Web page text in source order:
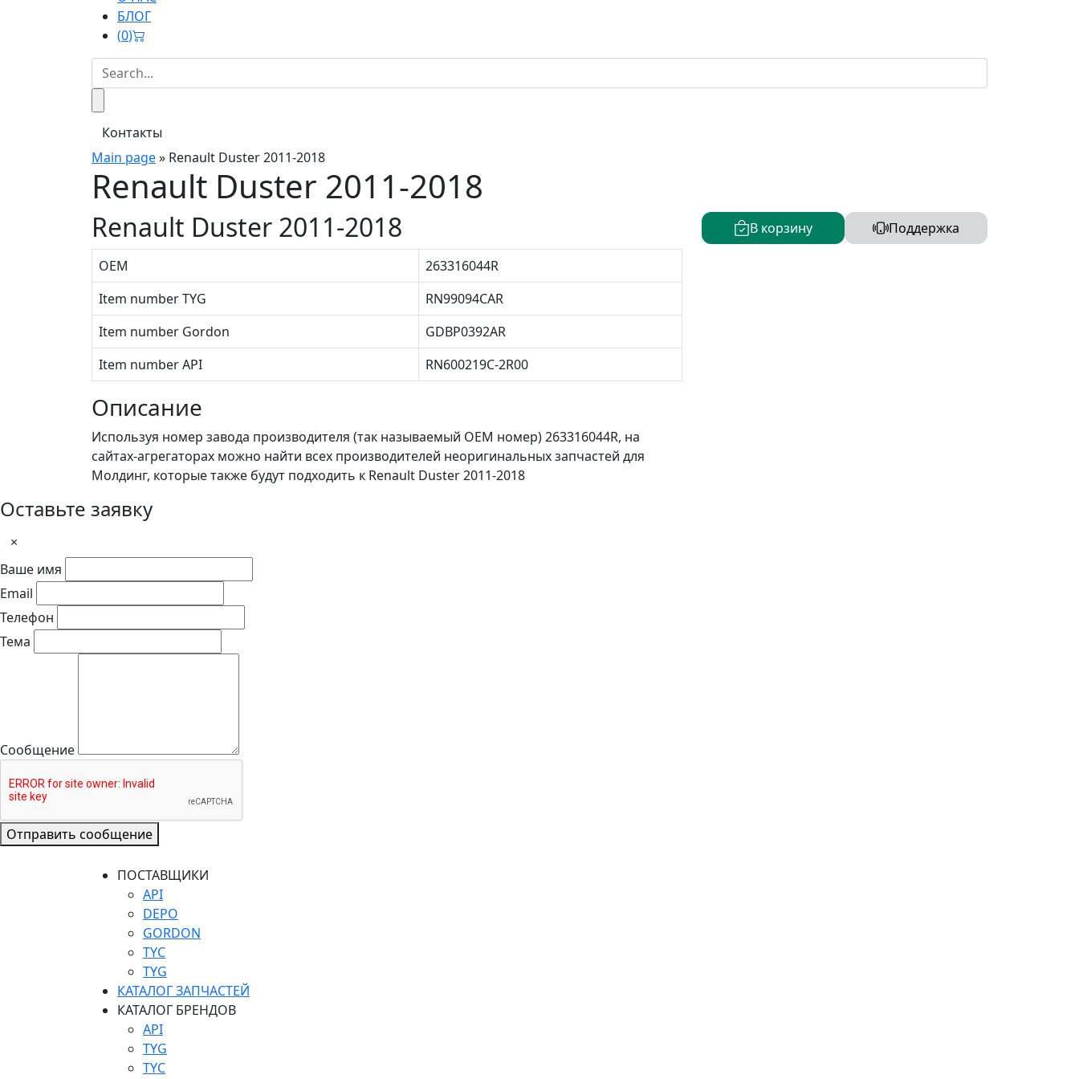
БЛОГ
(0)
Контакты
Main page» Renault Duster 2011-2018
Renault Duster 2011-2018
В корзину Поддержка
Renault Duster 2011-2018
OEM
263316044R
Item number TYG
RN99094CAR
Item number Gordon
GDBP0392AR
Item number API
RN600219C-2R00
Описание
Используя номер завода производителя (так называемый ОЕМ номер) 263316044R, на
сайтах-агрегаторах можно найти всех производителей неоригинальных запчастей для
Молдинг, которые также будут подходить к Renault Duster 2011-2018
Оставьте заявку
×
Ваше имя
Email
Телефон
Тема
Сообщение
Отправить сообщение
ПОСТАВЩИКИ
API
DEPO
GORDON
TYC
TYG
КАТАЛОГ ЗАПЧАСТЕЙ
КАТАЛОГ БРЕНДОВ
API
TYG
TYC